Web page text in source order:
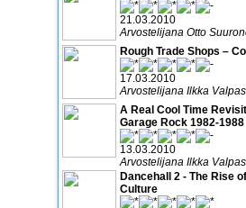
21.03.2010
Arvostelijana Otto
Rough Trade Shops –
17.03.2010
Arvostelijana Ilkka
A Real Cool Time
Garage Rock 1982-1988
13.03.2010
Arvostelijana Ilkka
Dancehall 2 - The Rise
Culture